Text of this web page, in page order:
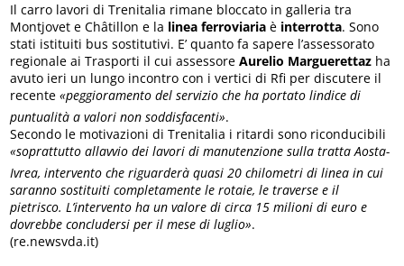
Il carro lavori di Trenitalia rimane bloccato in galleria tra
Montjovet e Châtillon e la linea ferroviaria è interrotta. Sono
stati istituiti bus sostitutivi. E’ quanto fa sapere l’assessorato
regionale ai Trasporti il cui assessoreAurelio Marguerettaz ha
avuto ieri un lungo incontro con i vertici di Rfi per discutere il
recente«peggioramento del servizio che ha portato lindice di
puntualità a valori non soddisfacenti».
Secondo le motivazioni di Trenitalia i ritardi sono riconducibili
«soprattutto allavvio dei lavori di manutenzione sulla tratta Aosta-
Ivrea, intervento che riguarderà quasi 20 chilometri di linea in cui
saranno sostituiti completamente le rotaie, le traverse e il
pietrisco. L’intervento ha un valore di circa 15 milioni di euro e
dovrebbe concludersi per il mese di luglio».
(re.newsvda.it)